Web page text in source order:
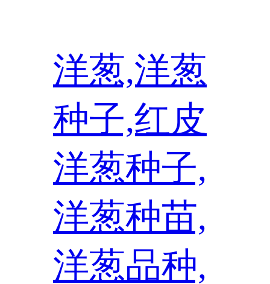
洋葱,洋葱
种子,红皮
洋葱种子,
洋葱种苗,
洋葱品种,